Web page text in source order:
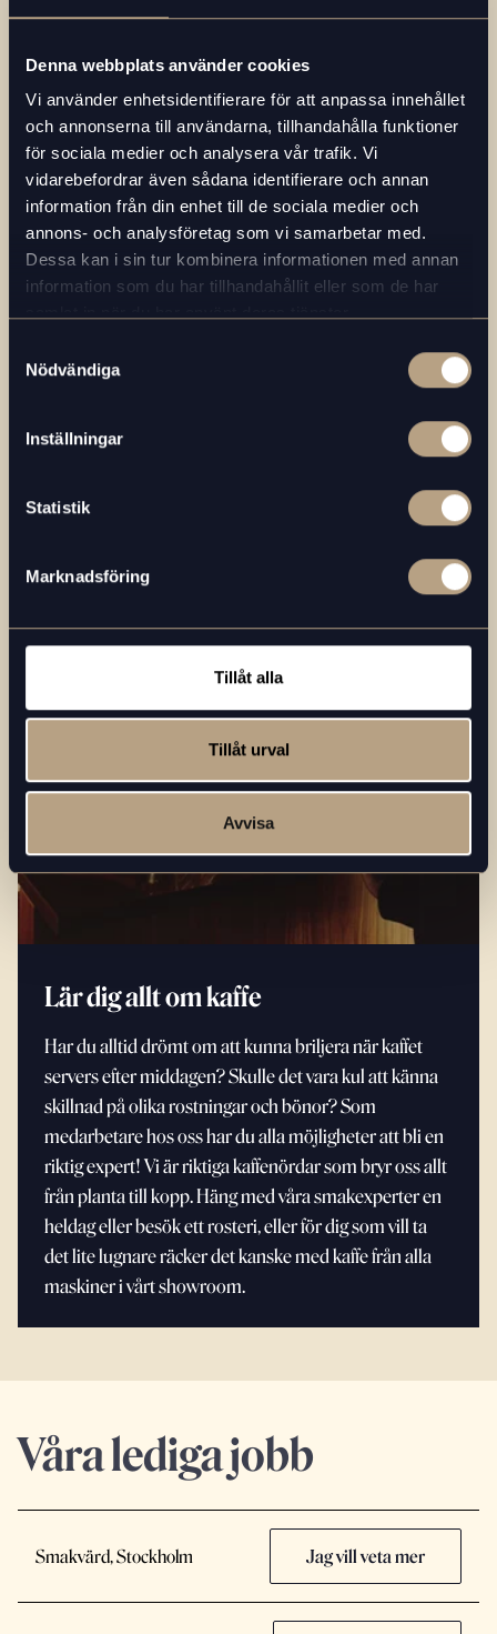
Denna webbplats använder cookies
Vi använder enhetsidentifierare för att anpassa innehållet
och annonserna till användarna, tillhandahålla funktioner
för sociala medier och analysera vår trafik. Vi
vidarebefordrar även sådana identifierare och annan
information från din enhet till de sociala medier och
annons- och analysföretag som vi samarbetar med.
Dessa kan i sin tur kombinera informationen med annan
information som du har tillhandahållit eller som de har
Nödvändiga
Inställningar
Statistik
Marknadsföring
Tillåt alla
Tillåt urval
Avvisa
Kompetensutveckling
Varje medarbetares resa är viktig, därför investerar vi i
kompetensutveckling. Nyckeln till framgång är att få
träna och utvecklas inom sitt yrke men också att få
vidga sina vyer och testa på nya områden. Hos oss har
vi utbildningsprogram och träning inom allt från smak
till service, för att du ska ha möjlighet att bli så vass
tillsammans med våra medarbetare – det är vår
Lär dig allt om kaffe
Har du alltid drömt om att kunna briljera när kaffet
servers efter middagen? Skulle det vara kul att känna
skillnad på olika rostningar och bönor? Som
medarbetare hos oss har du alla möjligheter att bli en
riktig expert! Vi är riktiga kaffenördar som bryr oss allt
från planta till kopp. Häng med våra smakexperter en
heldag eller besök ett rosteri, eller för dig som vill ta
det lite lugnare räcker det kanske med kaffe från alla
maskiner i vårt showroom.
Våra lediga jobb
Smakvärd, Stockholm Jag vill veta mer